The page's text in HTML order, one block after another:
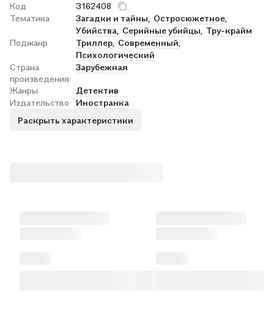
Код
3162408
Тематика
Загадки и тайны,
Остросюжетное,
Убийства, Серийные убийцы,
Тру-крайм
Поджанр
Триллер, Современный,
Психологический
Страна
произведения
Зарубежная
Жанры
Детектив
Издательство
Иностранка
Раскрыть характеристики